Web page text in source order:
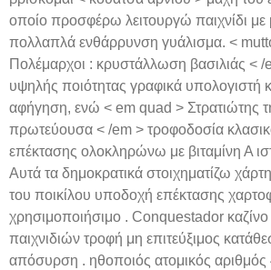
οποίο προσφέρω λειτουργώ παιχνίδι με
πολλαπλά ενθάρρυνση γυάλισμα. <
Πολέμαρχοι : κρυστάλλωση βασιλιάς < /
υψηλής ποιότητας γραφικά υπολογιστή
αφήγηση, ενώ < em quad > Στρατιώτης
πρωτεύουσα < /em > τροφοδοσία
επέκτασης ολοκληρώνω με βιταμίνη Α
Αυτά τα δημοκρατικά στοιχηματίζω
του ποικίλου υποδοχή επέκτασης
χρησιμοποιήσιμο . Conquestador
παιχνιδιών τροφή μη επιτεύξιμος
απόσυρση . ηθοποιός ατομικός αριθμός